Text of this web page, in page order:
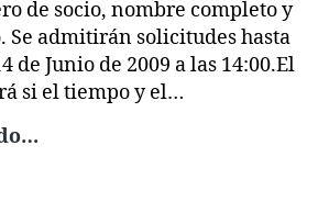
de socio, nombre completo y
Se admitirán solicitudes hasta
de Junio de 2009 a las 14:00.El
si el tiempo y el…
ARDE